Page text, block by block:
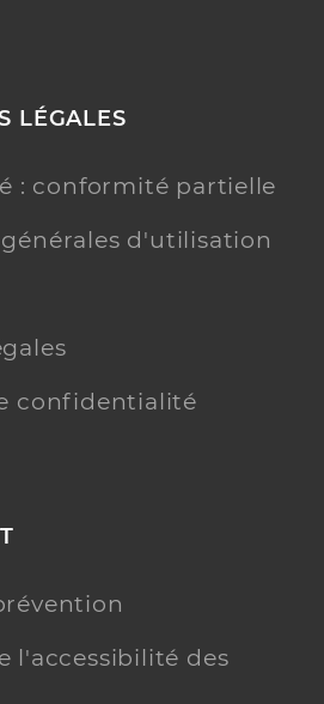
LÉGALES
: conformité partielle
d'utilisation
confidentialité
l'accessibilité des